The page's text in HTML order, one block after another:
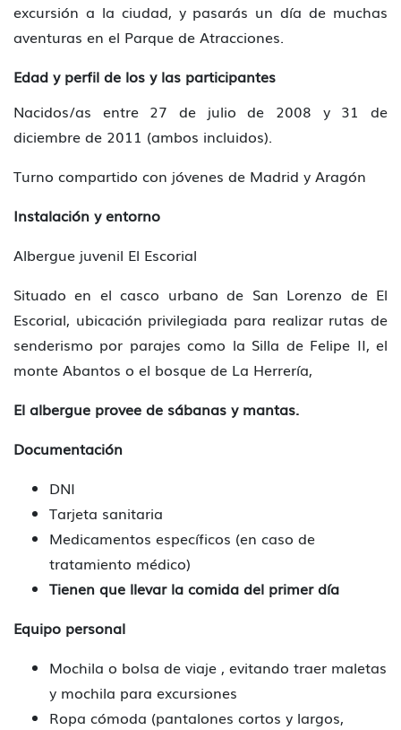
excursión a la ciudad, y pasarás un día de muchas
aventuras en el Parque de Atracciones.
Edad y perfil de los y las participantes
Nacidos/as entre 27 de julio de 2008 y 31 de
diciembre de 2011 (ambos incluidos).
Turno compartido con jóvenes de Madrid y Aragón
Instalación y entorno
Albergue juvenil El Escorial
Situado en el casco urbano de San Lorenzo de El
Escorial, ubicación privilegiada para realizar rutas de
senderismo por parajes como la Silla de Felipe II, el
monte Abantos o el bosque de La Herrería,
El albergue provee de sábanas y mantas.
Documentación
DNI
Tarjeta sanitaria
Medicamentos específicos (en caso de
tratamiento médico)
Tienen que llevar la comida del primer día
Equipo personal
Mochila o bolsa de viaje , evitando traer maletas
y mochila para excursiones
Ropa cómoda (pantalones cortos y largos,